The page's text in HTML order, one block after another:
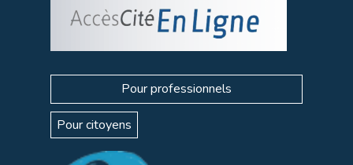
Pour professionnels
Pour citoyens